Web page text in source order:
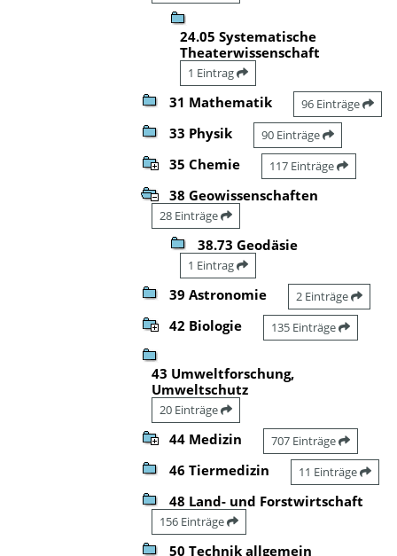
24.05 Systematische
Theaterwissenschaft
1 Eintrag
31 Mathematik 96 Einträge
33 Physik 90 Einträge
35 Chemie 117 Einträge
38 Geowissenschaften
28 Einträge
38.73 Geodäsie
1 Eintrag
39 Astronomie 2 Einträge
42 Biologie 135 Einträge
43 Umweltforschung,
Umweltschutz
20 Einträge
44 Medizin 707 Einträge
46 Tiermedizin 11 Einträge
48 Land- und Forstwirtschaft
156 Einträge
50 Technik allgemein